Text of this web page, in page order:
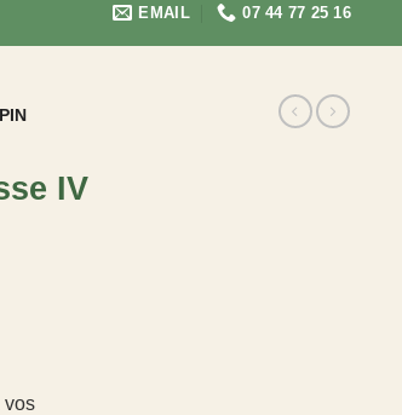
EMAIL 07 44 77 25 16
IV
vos